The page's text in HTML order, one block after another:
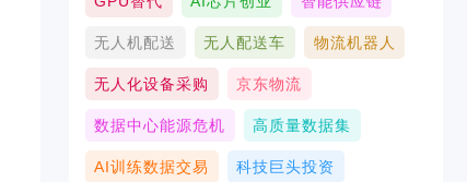
无人机配送 无人配送车 物流机器人
无人化设备采购 京东物流
数据中心能源危机 高质量数据集
AI训练数据交易 科技巨头投资